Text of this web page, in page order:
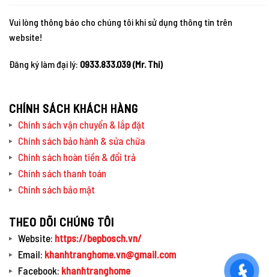
Vui lòng thông báo cho chúng tôi khi sử dụng thông tin trên
website!
Đăng ký làm đại lý: 0933.833.039 (Mr. Thi)
CHÍNH SÁCH KHÁCH HÀNG
Chính sách vận chuyển & lắp đặt
Chính sách bảo hành & sửa chữa
Chính sách hoàn tiền & đổi trả
Chính sách thanh toán
Chính sách bảo mật
THEO DÕI CHÚNG TÔI
Website: https://bepbosch.vn/
Email: khanhtranghome.vn@gmail.com
Facebook: khanhtranghome